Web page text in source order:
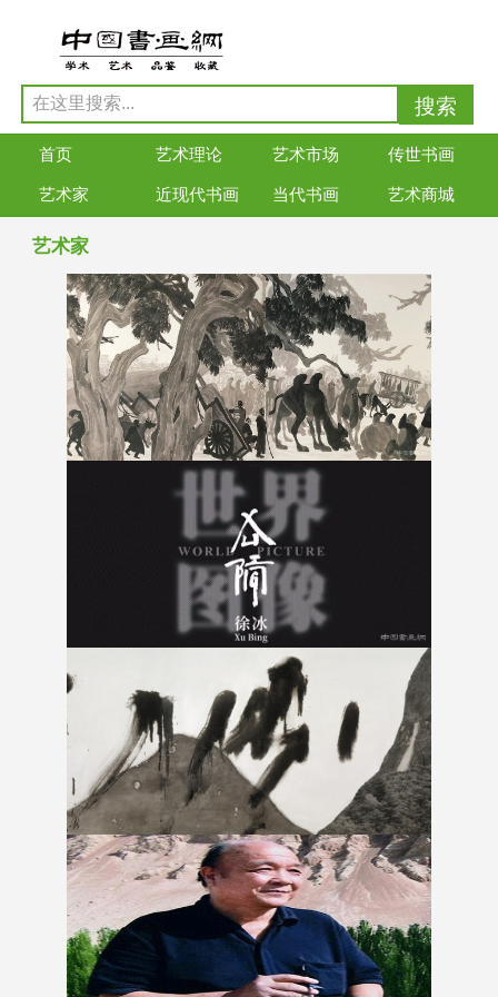
首页 艺术理论 艺术市场 传世书画
艺术家 近现代书画 当代书画 艺术商城
艺术家